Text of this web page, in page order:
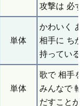
攻撃は 必
単体
かわいく
相手に ち
持ってい
単体
歌で 相手
みんなで
だすこと